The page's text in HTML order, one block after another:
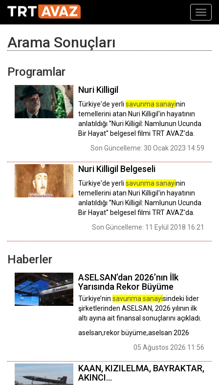
Arama Sonuçları
Programlar
Nuri Killigil
Türkiye'de yerli savunma sanayinin
temellerini atan Nuri Killigil'in hayatının
anlatıldığı ''Nuri Killigil: Namlunun Ucunda
Bir Hayat'' belgesel filmi TRT AVAZ'da.
Son Güncelleme: 30 Ocak 2023 14:59
Nuri Killigil Belgeseli
Türkiye'de yerli savunma sanayinin
temellerini atan Nuri Killigil'in hayatının
anlatıldığı ''Nuri Killigil: Namlunun Ucunda
Bir Hayat'' belgesel filmi TRT AVAZ'da.
Son Güncelleme: 11 Eylül 2018 16:21
Haberler
ASELSAN’dan 2026’nın İlk
Yarısında Rekor Büyüme
Türkiye’nin savunma sanayisindeki lider
şirketlerinden ASELSAN, 2026 yılının ilk
altı ayına ait finansal sonuçlarını açıkladı.
aselsan,rekor büyüme,aselsan 2026
05 Ağustos 2026 11:56
KAAN, KIZILELMA, BAYRAKTAR,
AKINCI...